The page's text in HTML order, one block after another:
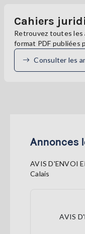
Cahiers
Retrouvez toutes les
format PDF publiées
Consulter les
Annonces
AVIS D'ENVOI
Calais
AVIS